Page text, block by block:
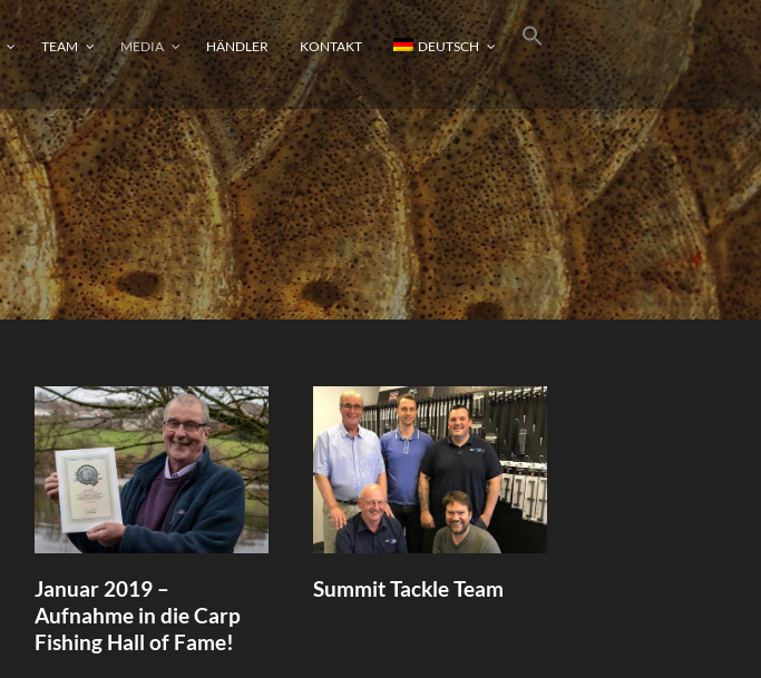
TEAM MEDIA HÄNDLER KONTAKT DEUTSCH
Januar 2019 –
Aufnahme in die Carp
Fishing Hall of Fame!
Summit Tackle Team